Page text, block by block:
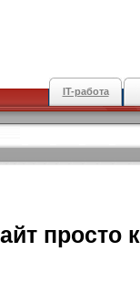
IT-работа
просто